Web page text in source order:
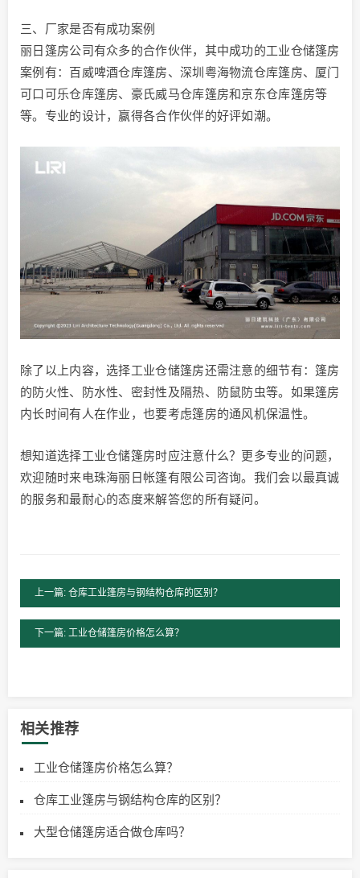
三、厂家是否有成功案例
丽日篷房公司有众多的合作伙伴，其中成功的工业仓储篷房
案例有：百威啤酒仓库篷房、深圳粤海物流仓库篷房、厦门
可口可乐仓库篷房、豪氏威马仓库篷房和京东仓库篷房等
等。专业的设计，赢得各合作伙伴的好评如潮。
除了以上内容，选择工业仓储篷房还需注意的细节有：篷房
的防火性、防水性、密封性及隔热、防鼠防虫等。如果篷房
内长时间有人在作业，也要考虑篷房的通风机保温性。
想知道选择工业仓储篷房时应注意什么？更多专业的问题，
欢迎随时来电珠海丽日帐篷有限公司咨询。我们会以最真诚
的服务和最耐心的态度来解答您的所有疑问。
上一篇: 仓库工业篷房与钢结构仓库的区别？
下一篇: 工业仓储篷房价格怎么算？
相关推荐
工业仓储篷房价格怎么算？
仓库工业篷房与钢结构仓库的区别？
大型仓储篷房适合做仓库吗？